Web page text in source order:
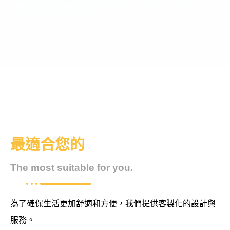
最適合您的
The most suitable for you.
為了確保生活更加舒適和方便，我們提供客製化的設計與
服務。